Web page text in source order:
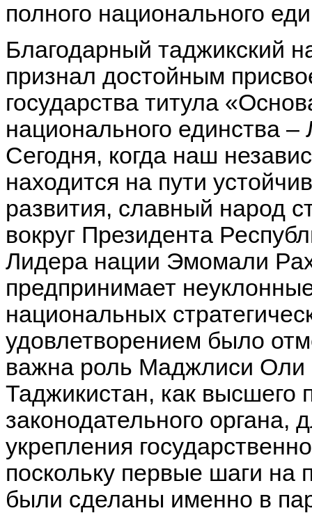
полного национального
Благодарный таджикский
признал достойным
государства титула
национального единства
Сегодня, когда наш
находится на пути
развития, славный народ
вокруг Президента
Лидера нации Эмомали
предпринимает
национальных
удовлетворением было
важна роль Маджлиси Оли
Таджикистан, как высшего
законодательного органа,
укрепления
поскольку первые шаги на
были сделаны именно в